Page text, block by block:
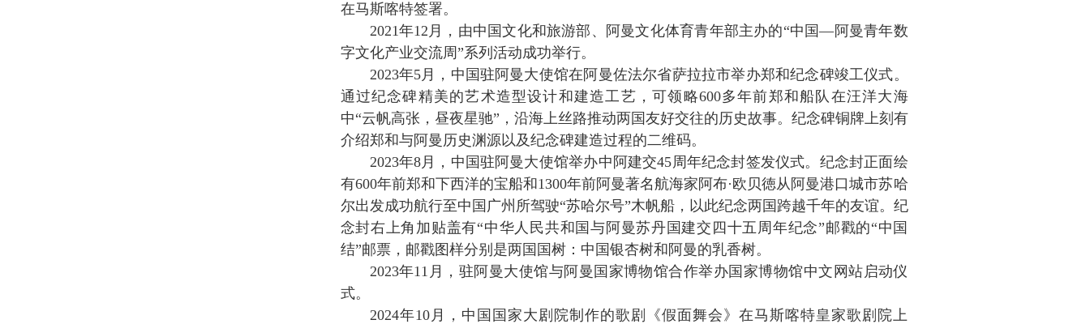
在马斯喀特签署。
2021年12月，由中国文化和旅游部、阿曼文化体育青年部主办的“中国—阿曼青年数
字文化产业交流周”系列活动成功举行。
2023年5月，中国驻阿曼大使馆在阿曼佐法尔省萨拉拉市举办郑和纪念碑竣工仪式。
通过纪念碑精美的艺术造型设计和建造工艺，可领略600多年前郑和船队在汪洋大海
中“云帆高张，昼夜星驰”，沿海上丝路推动两国友好交往的历史故事。纪念碑铜牌上刻有
介绍郑和与阿曼历史渊源以及纪念碑建造过程的二维码。
2023年8月，中国驻阿曼大使馆举办中阿建交45周年纪念封签发仪式。纪念封正面绘
有600年前郑和下西洋的宝船和1300年前阿曼著名航海家阿布·欧贝徳从阿曼港口城市苏哈
尔出发成功航行至中国广州所驾驶“苏哈尔号”木帆船，以此纪念两国跨越千年的友谊。纪
念封右上角加贴盖有“中华人民共和国与阿曼苏丹国建交四十五周年纪念”邮戳的“中国
结”邮票，邮戳图样分别是两国国树：中国银杏树和阿曼的乳香树。
2023年11月，驻阿曼大使馆与阿曼国家博物馆合作举办国家博物馆中文网站启动仪
式。
2024年10月，中国国家大剧院制作的歌剧《假面舞会》在马斯喀特皇家歌剧院上